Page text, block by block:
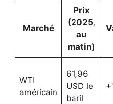
Marché
Prix
(2025,
au
matin)
WTI
américain
61,96
USD le
baril